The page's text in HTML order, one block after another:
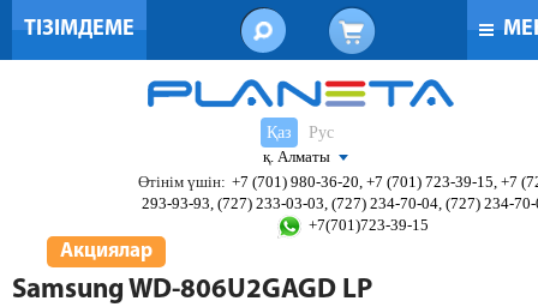
ТІЗІМДЕМЕ
Қаз
Рус
қ. Алматы
Өтінім үшін: +7 (701) 980-36-20, +7 (701) 723-39-15, +7
293-93-93, (727) 233-03-03, (727) 234-70-04, (727) 234-
+7(701)723-39-15
Акциялар
Samsung WD-806U2GAGD LP